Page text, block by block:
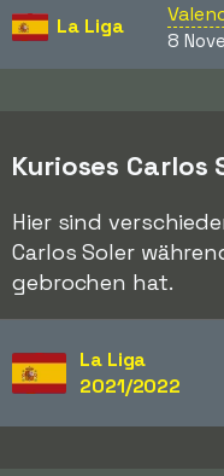
La Liga
8
Kurioses Carlos
Hier sind
Carlos Soler
gebrochen hat.
La Liga
2021/2022